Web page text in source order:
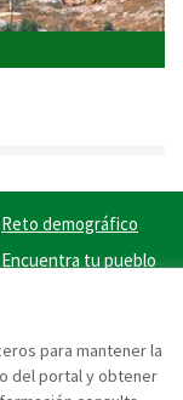
para mantener la
del portal y obtener
Reto demográfico
Encuentra tu pueblo
Facebook